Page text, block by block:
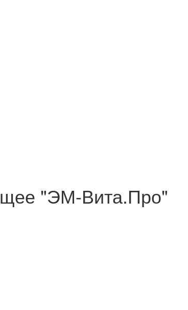
"ЭМ-Вита.Про"